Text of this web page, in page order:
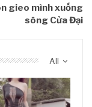
gieo mình xuống
sông Cửa Đại
All